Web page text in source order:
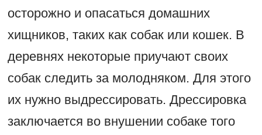
осторожно и опасаться домашних
хищников, таких как собак или кошек. В
деревнях некоторые приучают своих
собак следить за молодняком. Для этого
их нужно выдрессировать. Дрессировка
заключается во внушении собаке того